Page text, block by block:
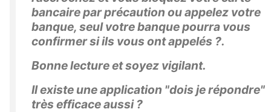
bancaire par précaution ou appelez votre
banque, seul votre banque pourra vous
confirmer si ils vous ont appelés ?.
Bonne lecture et soyez vigilant.
Il existe une application "dois je répondre"
très efficace aussi ?